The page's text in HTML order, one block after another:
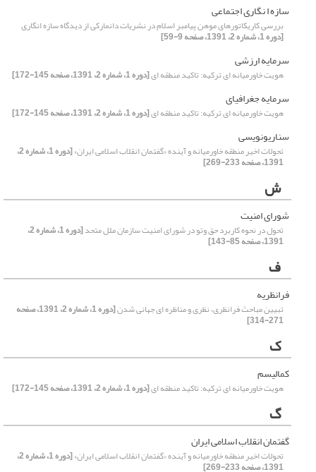
سازه ا نگاری اجتماعی
بررسی کاریکاتورهای موهن پیامبر اسلام در نشریات دانمارکی از دیدگاه سازه انگاری
[دوره 1، شماره 2، 1391، صفحه 9-59]
سرمایه ارزشی
هویت خاورمیانه ای ترکیه: تاکید منطقه ای[دوره 1، شماره 2، 1391، صفحه 145-172]
سرمایه جغرافیای
هویت خاورمیانه ای ترکیه: تاکید منطقه ای[دوره 1، شماره 2، 1391، صفحه 145-172]
سناریونویسی
تحولات اخیر منطقه خاورمیانه و آینده «گفتمان انقلاب اسلامی ایران» [دوره 1، شماره 2،
1391، صفحه 233-269]
ش
شورای امنیت
تحول در نحوه کاربرد حق وتو در شورای امنیت سازمان ملل متحد [دوره 1، شماره 2،
1391، صفحه 85-143]
ف
فرانظریه
تبیین مباحث فرانظری، نظری و مناظره ای جهانی شدن [دوره 1، شماره 2، 1391، صفحه
271-314]
ک
کمالیسم
هویت خاورمیانه ای ترکیه: تاکید منطقه ای[دوره 1، شماره 2، 1391، صفحه 145-172]
گ
گفتمان انقلاب اسلامی ایران
تحولات اخیر منطقه خاورمیانه و آینده «گفتمان انقلاب اسلامی ایران» [دوره 1، شماره 2،
1391، صفحه 233-269]